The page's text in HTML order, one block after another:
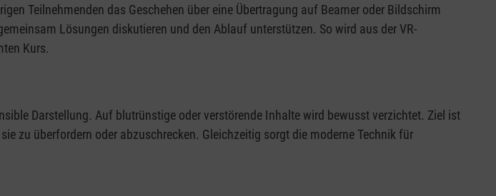
Teilnehmenden das Geschehen über eine Übertragung auf Beamer oder Bildschirm
Lösungen diskutieren und den Ablauf unterstützen. So wird aus der VR-
Kurs.
Darstellung. Auf blutrünstige oder verstörende Inhalte wird bewusst verzichtet. Ziel ist
zu überfordern oder abzuschrecken. Gleichzeitig sorgt die moderne Technik für